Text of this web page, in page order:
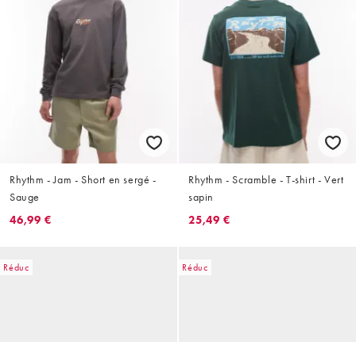
Rhythm - Jam - Short en sergé -
Sauge
46,99 €
Rhythm - Scramble - T-shirt - Vert
sapin
25,49 €
Réduc Réduc